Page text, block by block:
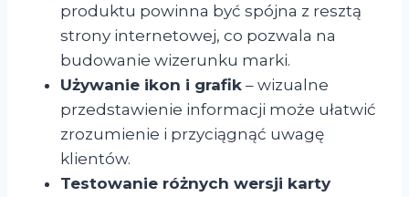
produktu powinna być spójna z resztą
strony internetowej, co pozwala na
budowanie wizerunku marki.
Używanie ikon i grafik – wizualne
przedstawienie informacji może ułatwić
zrozumienie i przyciągnąć uwagę
klientów.
Testowanie różnych wersji karty